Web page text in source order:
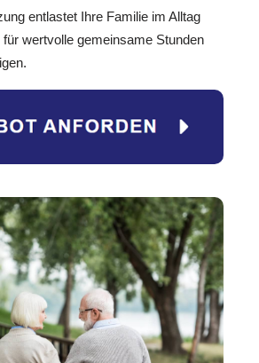
entlastet Ihre Familie im Alltag
wertvolle gemeinsame Stunden